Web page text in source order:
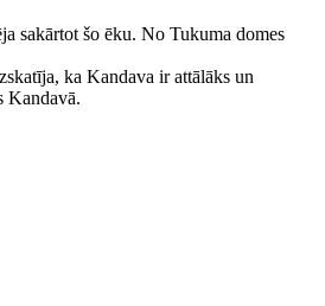
sakārtot šo ēku. No Tukuma domes
ka Kandava ir attālāks un
Kandavā.